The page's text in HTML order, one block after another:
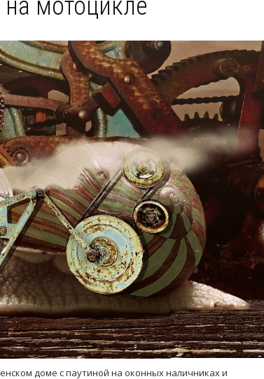
на мотоцикле
доме с паутиной на оконных наличниках и